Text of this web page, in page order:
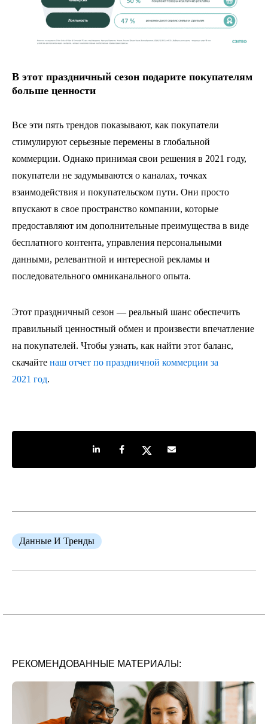
В этот праздничный сезон подарите покупателям
больше ценности
Все эти пять трендов показывают, как покупатели
стимулируют серьезные перемены в глобальной
коммерции. Однако принимая свои решения в 2021 году,
покупатели не задумываются о каналах, точках
взаимодействия и покупательском пути. Они просто
впускают в свое пространство компании, которые
предоставляют им дополнительные преимущества в виде
бесплатного контента, управления персональными
данными, релевантной и интересной рекламы и
последовательного омниканального опыта.
Этот праздничный сезон — реальный шанс обеспечить
правильный ценностный обмен и произвести впечатление
на покупателей. Чтобы узнать, как найти этот баланс,
скачайте наш отчет по праздничной коммерции за
2021 год.
Share on LinkedIn
Share on Facebook
Share on TwitterShare by e-mail
Данные И Тренды
РЕКОМЕНДОВАННЫЕ МАТЕРИАЛЫ: